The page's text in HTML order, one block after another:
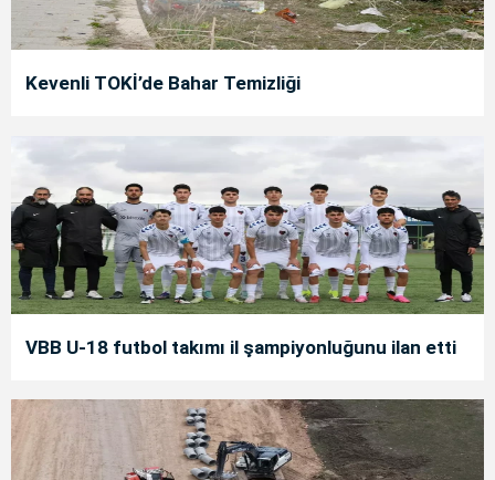
Kevenli TOKİ’de Bahar Temizliği
VBB U-18 futbol takımı il şampiyonluğunu ilan etti